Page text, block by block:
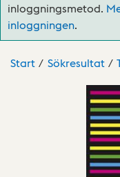
inloggningsmetod.
inloggningen.
Start Sökresultat